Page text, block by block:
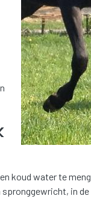
koud water te
in